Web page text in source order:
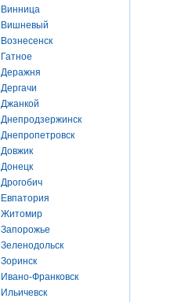
Винница
Вишневый
Вознесенск
Гатное
Деражня
Дергачи
Джанкой
Днепродзержинск
Днепропетровск
Довжик
Донецк
Дрогобич
Евпатория
Житомир
Запорожье
Зеленодольск
Зоринск
Ивано-Франковск
Ильичевск